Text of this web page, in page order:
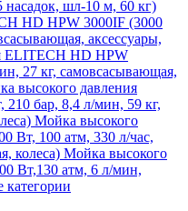
насадок, шл-10 м, 60 кг)
HD HPW 3000IF (3000
аксессуары,
ELITECH HD HPW
27 кг, самовсасывающая,
высокого давления
бар, 8,4 л/мин, 59 кг,
Мойка высокого
Вт, 100 атм, 330 л/час,
колеса) Мойка высокого
Вт,130 атм, 6 л/мин,
категории